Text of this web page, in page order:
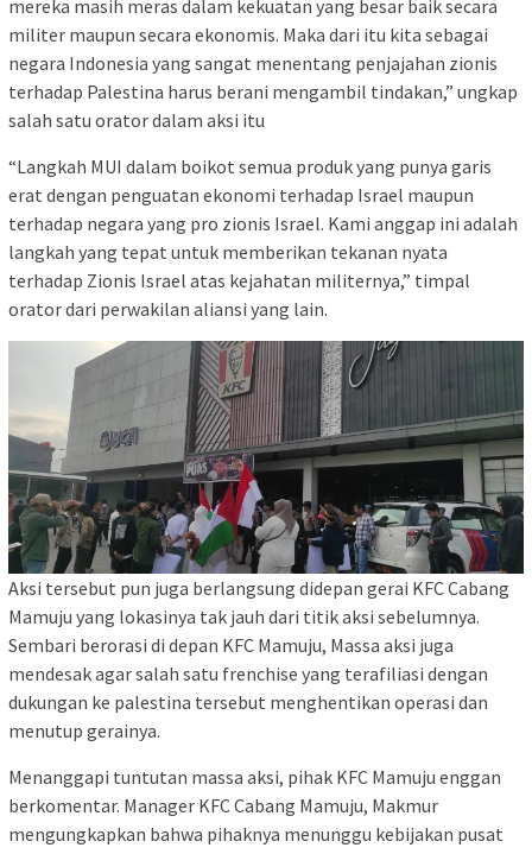
mereka masih meras dalam kekuatan yang besar baik secara
militer maupun secara ekonomis. Maka dari itu kita sebagai
negara Indonesia yang sangat menentang penjajahan zionis
terhadap Palestina harus berani mengambil tindakan,” ungkap
salah satu orator dalam aksi itu
“Langkah MUI dalam boikot semua produk yang punya garis
erat dengan penguatan ekonomi terhadap Israel maupun
terhadap negara yang pro zionis Israel. Kami anggap ini adalah
langkah yang tepat untuk memberikan tekanan nyata
terhadap Zionis Israel atas kejahatan militernya,” timpal
orator dari perwakilan aliansi yang lain.
Aksi tersebut pun juga berlangsung didepan gerai KFC Cabang
Mamuju yang lokasinya tak jauh dari titik aksi sebelumnya.
Sembari berorasi di depan KFC Mamuju, Massa aksi juga
mendesak agar salah satu frenchise yang terafiliasi dengan
dukungan ke palestina tersebut menghentikan operasi dan
menutup gerainya.
Menanggapi tuntutan massa aksi, pihak KFC Mamuju enggan
berkomentar. Manager KFC Cabang Mamuju, Makmur
mengungkapkan bahwa pihaknya menunggu kebijakan pusat